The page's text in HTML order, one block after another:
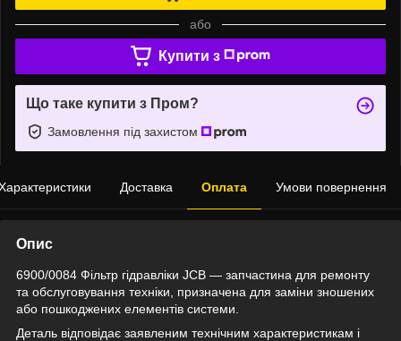
або
Купити з
Що таке купити з Пром?
Замовлення під захистом
Доставка Оплата Умови повернення
Опис
6900/0084 Фільтр гідравліки JCB — запчастина для ремонту
та обслуговування техніки, призначена для заміни зношених
або пошкоджених елементів системи.
Деталь відповідає заявленим технічним характеристикам і